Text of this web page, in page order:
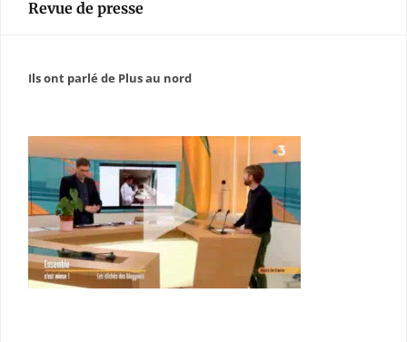
Revue de presse
Ils ont parlé de Plus au nord